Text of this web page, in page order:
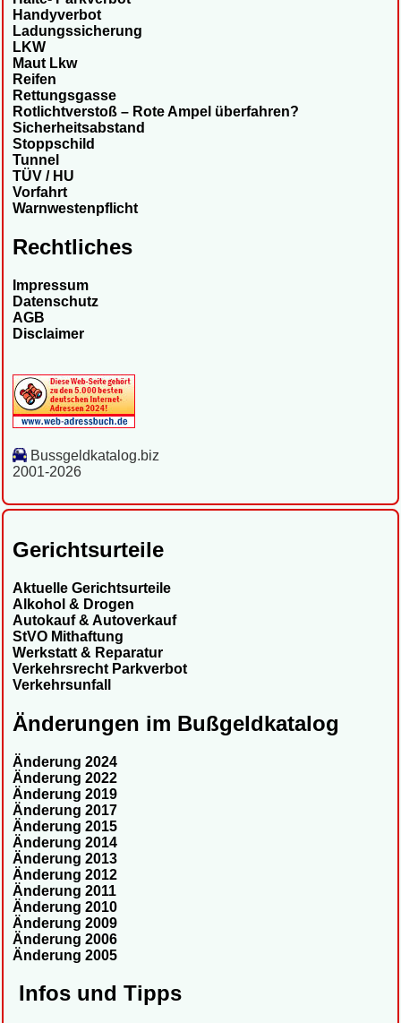
Handyverbot
Ladungssicherung
LKW
Maut Lkw
Reifen
Rettungsgasse
Rotlichtverstoß – Rote Ampel überfahren?
Sicherheitsabstand
Stoppschild
Tunnel
TÜV / HU
Vorfahrt
Warnwestenpflicht
Rechtliches
Impressum
Datenschutz
AGB
Disclaimer
Bussgeldkatalog.biz
2001-2026
Gerichtsurteile
Aktuelle Gerichtsurteile
Alkohol & Drogen
Autokauf & Autoverkauf
StVO Mithaftung
Werkstatt & Reparatur
Verkehrsrecht Parkverbot
Verkehrsunfall
Änderungen im Bußgeldkatalog
Änderung 2024
Änderung 2022
Änderung 2019
Änderung 2017
Änderung 2015
Änderung 2014
Änderung 2013
Änderung 2012
Änderung 2011
Änderung 2010
Änderung 2009
Änderung 2006
Änderung 2005
Infos und Tipps